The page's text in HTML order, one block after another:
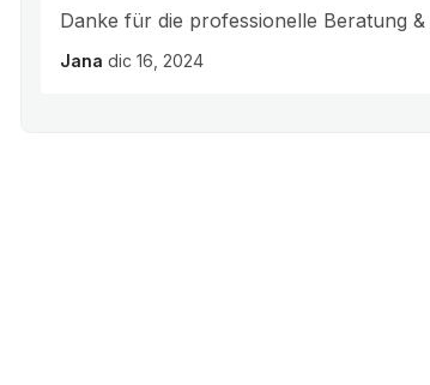
Danke für die professionelle Beratung
Jana dic 16, 2024